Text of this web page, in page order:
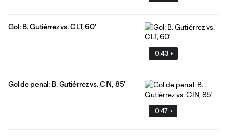
0:43
Gol: B. Gutiérrez vs. CLT, 60'
0:47
Gol de penal: B. Gutiérrez vs. CIN, 85'